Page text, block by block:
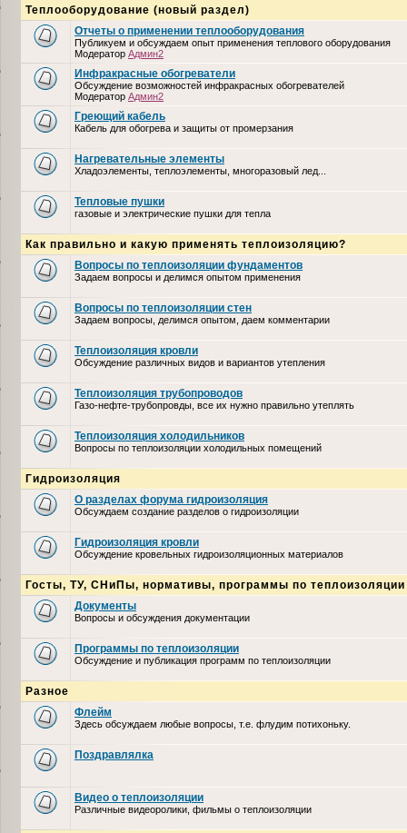
Теплооборудование (новый раздел)
Отчеты о применении теплооборудования
Публикуем и обсуждаем опыт применения теплового оборудования
Модератор Админ2
Инфракрасные обогреватели
Обсуждение возможностей инфракрасных обогревателей
Модератор Админ2
Греющий кабель
Кабель для обогрева и защиты от промерзания
Нагревательные элементы
Хладоэлементы, теплоэлементы, многоразовый лед...
Тепловые пушки
газовые и электрические пушки для тепла
Как правильно и какую применять теплоизоляцию?
Вопросы по теплоизоляции фундаментов
Задаем вопросы и делимся опытом применения
Вопросы по теплоизоляции стен
Задаем вопросы, делимся опытом, даем комментарии
Теплоизоляция кровли
Обсуждение различных видов и вариантов утепления
Теплоизоляция трубопроводов
Газо-нефте-трубопровды, все их нужно правильно утеплять
Теплоизоляция холодильников
Вопросы по теплоизоляции холодильных помещений
Гидроизоляция
О разделах форума гидроизоляция
Обсуждаем создание разделов о гидроизоляции
Гидроизоляция кровли
Обсуждение кровельных гидроизоляционных материалов
Госты, ТУ, СНиПы, нормативы, программы по теплоизоляции
Документы
Вопросы и обсуждения документации
Программы по теплоизоляции
Обсуждение и публикация программ по теплоизоляции
Разное
Флейм
Здесь обсуждаем любые вопросы, т.е. флудим потихоньку.
Поздравлялка
Видео о теплоизоляции
Различные видеоролики, фильмы о теплоизоляции